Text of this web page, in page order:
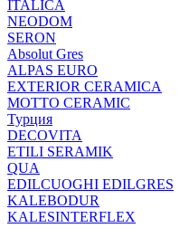
ITALICA
NEODOM
SERON
Absolut Gres
ALPAS EURO
EXTERIOR CERAMICA
MOTTO CERAMIC
Турция
DECOVITA
ETILI SERAMIK
QUA
EDILCUOGHI EDILGRES
KALEBODUR
KALESINTERFLEX